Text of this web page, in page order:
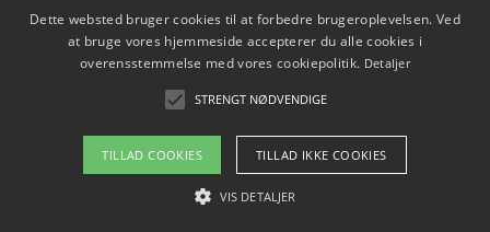
Hvordan affaldssortering kan bidrage til co2 reduktion
Om / kontakt
Blog Betingelser
Dette websted bruger cookies til at forbedre brugeroplevelsen. Ved
at bruge vores hjemmeside accepterer du alle cookies i
overensstemmelse med vores cookiepolitik. Detaljer
STRENGT NØDVENDIGE
TILLAD COOKIES TILLAD IKKE COOKIES
VIS DETALJER